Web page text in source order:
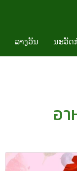
ລາງວັນ ນະວັດ
อา